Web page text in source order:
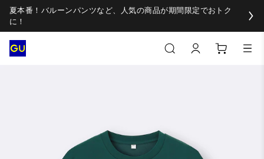
夏本番！バルーンパンツなど、人気の商品が期間限定でおトク
に！